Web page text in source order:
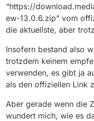
“https://
ew-13.0.6.zip” vom
die aktuellste, aber
Insofern bestand also
trotzdem keinem
verwenden, es gibt ja
als den offiziellen Link
Aber gerade wenn die
wundert mich, wie es